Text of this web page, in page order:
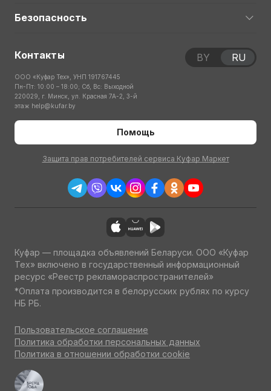
Безопасность
Контакты
ООО «Куфар Тех», УНП 191767445
Пн-Пт: 10:00 – 18:00; Сб, Вс: Выходной
220029, г. Минск, ул. Красная 7А-2, 3-й
этаж help@kufar.by
Помощь
Защита прав потребителей сервиса Куфар Маркет
BY RU
Куфар — площадка объявлений Беларуси. ООО «Куфар
Тех» включено в государственный информационный
ресурс «Реестр рекламораспространителей»
*Оплата производится в белорусских рублях по курсу
НБ РБ.
Пользовательское соглашение
Политика обработки персональных данных
Политика в отношении обработки cookie